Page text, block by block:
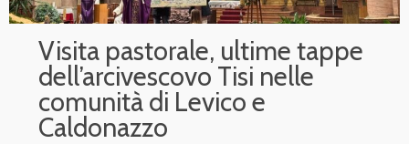
Visita pastorale, ultime tappe
dell’arcivescovo Tisi nelle
comunità di Levico e
Caldonazzo